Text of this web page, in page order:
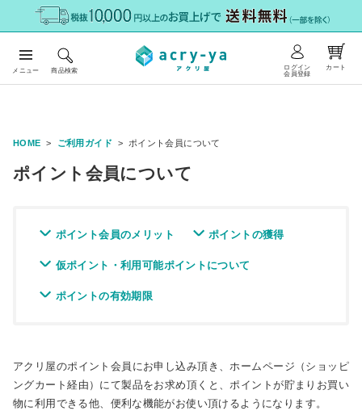
メニュー 商品検索
ログイン
会員登録
カート
HOME ご利用ガイド ポイント会員について
ポイント会員について
ポイント会員のメリット ポイントの獲得
仮ポイント・利用可能ポイントについて
ポイントの有効期限
アクリ屋のポイント会員にお申し込み頂き、ホームページ（ショッピ
ングカート経由）にて製品をお求め頂くと、ポイントが貯まりお買い
物に利用できる他、便利な機能がお使い頂けるようになります。